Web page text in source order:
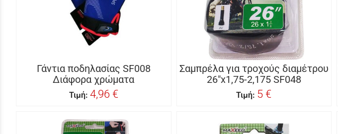
Γάντια ποδηλασίας SF008
Διάφορα χρώματα
Τιμή: 4,96 €
Σαμπρέλα για τροχούς διαμέτρου
26″x1,75-2,175 SF048
Τιμή: 5 €